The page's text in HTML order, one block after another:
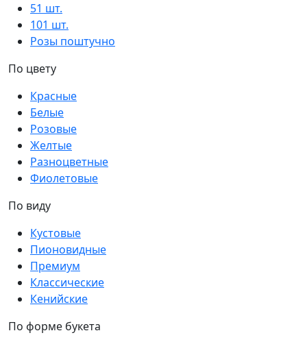
51 шт.
101 шт.
Розы поштучно
По цвету
Красные
Белые
Розовые
Желтые
Разноцветные
Фиолетовые
По виду
Кустовые
Пионовидные
Премиум
Классические
Кенийские
По форме букета